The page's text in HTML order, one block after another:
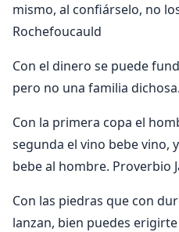
mismo, al confiárselo, no
Rochefoucauld
Con el dinero se puede
pero no una familia
Con la primera copa el
segunda el vino bebe vino,
bebe al hombre. Proverbio
Con las piedras que con
lanzan, bien puedes